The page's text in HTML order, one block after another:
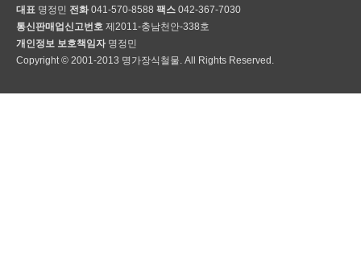
대표 명정민 전화 041-570-8588 팩스 042-367-7030
통신판매업신고번호 제2011-충남천안-338호
개인정보 보호책임자 명정민
Copyright © 2001-2013 명가장식철물. All Rights Reserved.